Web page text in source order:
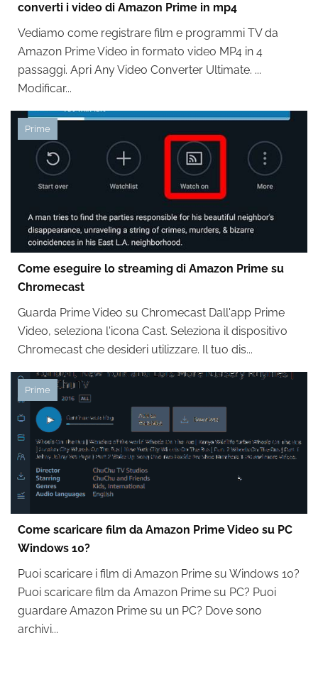
converti i video di Amazon Prime in mp4
Vediamo come registrare film e programmi TV da
Amazon Prime Video in formato video MP4 in 4
passaggi. Apri Any Video Converter Ultimate. ...
Modificar...
Prime
Come eseguire lo streaming di Amazon Prime su
Chromecast
Guarda Prime Video su Chromecast Dall'app Prime
Video, seleziona l'icona Cast. Seleziona il dispositivo
Chromecast che desideri utilizzare. Il tuo dis...
Prime
Come scaricare film da Amazon Prime Video su PC
Windows 10?
Puoi scaricare i film di Amazon Prime su Windows 10?
Puoi scaricare film da Amazon Prime su PC? Puoi
guardare Amazon Prime su un PC? Dove sono
archivi...